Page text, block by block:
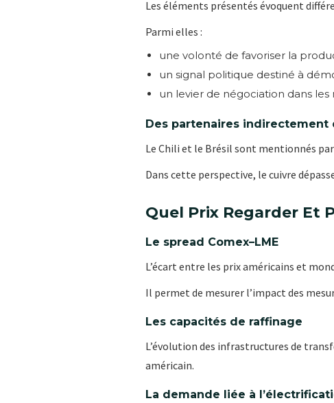
Les éléments présentés évoquent
Parmi elles :
une volonté de favoriser la
un signal politique destiné à
un levier de négociation dans
Des partenaires indirectement
Le Chili et le Brésil sont mentionnés
Dans cette perspective, le cuivre
Quel Prix Regarder Et
Le spread Comex–LME
L’écart entre les prix américains et
Il permet de mesurer l’impact des
Les capacités de raffinage
L’évolution des infrastructures de
américain.
La demande liée à